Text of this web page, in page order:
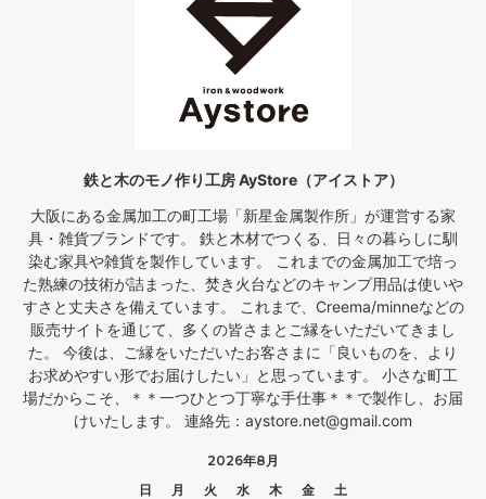
鉄と木のモノ作り工房 AyStore（アイストア）
大阪にある金属加工の町工場「新星金属製作所」が運営する家
具・雑貨ブランドです。 鉄と木材でつくる、日々の暮らしに馴
染む家具や雑貨を製作しています。 これまでの金属加工で培っ
た熟練の技術が詰まった、焚き火台などのキャンプ用品は使いや
すさと丈夫さを備えています。 これまで、Creema/minneなどの
販売サイトを通じて、多くの皆さまとご縁をいただいてきまし
た。 今後は、ご縁をいただいたお客さまに「良いものを、より
お求めやすい形でお届けしたい」と思っています。 小さな町工
場だからこそ、＊＊一つひとつ丁寧な手仕事＊＊で製作し、お届
けいたします。 連絡先：aystore.net@gmail.com
2026年8月
日
月 火 水 木 金
土